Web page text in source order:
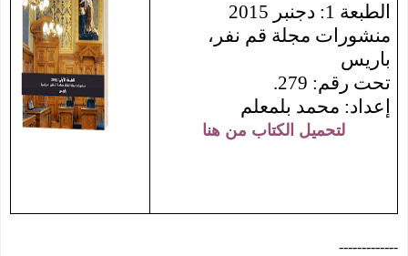
الطبعة 1: دجنبر 2015
منشورات مجلة قم نفر،
باريس
تحت رقم: 279
.
إعداد: محمد بلمعلم
لتحميل الكتاب من هنا
-------------